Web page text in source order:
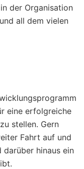
der Organisation
all dem vielen
eine erfolgreiche
stellen. Gern
Fahrt auf und
darüber hinaus ein